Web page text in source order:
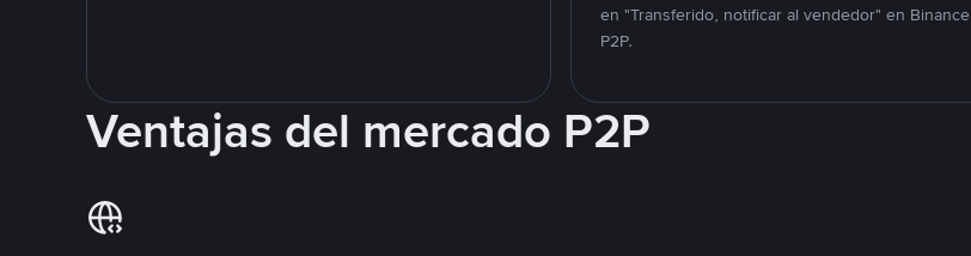
en "Transferido, notificar al vendedor" en Binance
P2P.
Ventajas del mercado P2P